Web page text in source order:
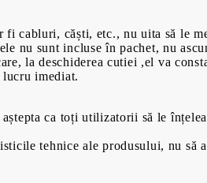
cabluri, căști, etc., nu uita să le
nu sunt incluse în pachet, nu
la deschiderea cutiei ,el va
lucru imediat.
ca toți utilizatorii să le
tehnice ale produsului, nu să